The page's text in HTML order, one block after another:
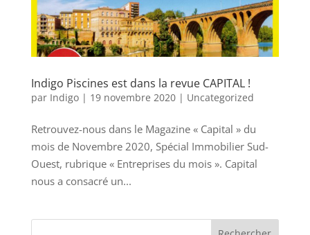
Indigo Piscines est dans la revue CAPITAL !
par Indigo| 19 novembre 2020| Uncategorized
Retrouvez-nous dans le Magazine « Capital » du
mois de Novembre 2020, Spécial Immobilier Sud-
Ouest, rubrique « Entreprises du mois ». Capital
nous a consacré un...